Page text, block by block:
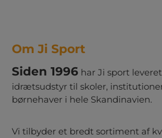
Om Ji Sport
Siden 1996 har Ji sport
idrætsudstyr til skoler,
børnehaver i hele Skandinavien.
Vi tilbyder et bredt sortiment af